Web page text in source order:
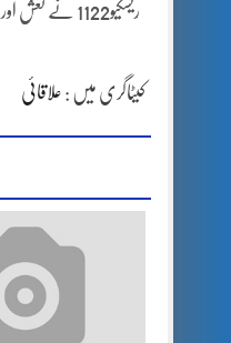
ریسکیو1122 نے نعش اور زخمی نوجوان کو تحصیل ہیڈکواٹر ہسپتال مری منتقل کردیا ۔
کیٹاگری میں : علاقائی